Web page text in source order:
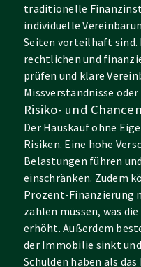
traditionelle
individuelle
Seiten vorteilhaft sind.
rechtlichen und
prüfen und klare
Missverständnisse
Risiko- und
Der Hauskauf ohne
Risiken. Eine hohe
Belastungen führen
einschränken. Zudem
Prozent-Finanzierung
zahlen müssen, was
erhöht. Außerdem
der Immobilie sinkt
Schulden haben als